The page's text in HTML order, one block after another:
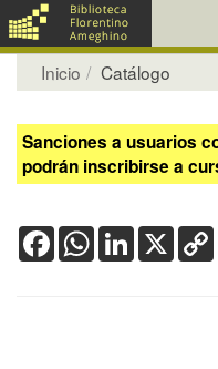
Inicio Catálogo
Sanciones a usuarios
podrán inscribirse a
FacebookWhatsApp
LinkedIn
X